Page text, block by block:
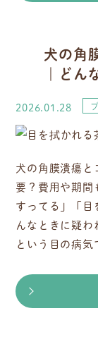
犬の角
｜どん
2026.01.28
犬の角膜潰瘍と
要？費用や期間
すってる」「目
んなときに疑わ
という目の病